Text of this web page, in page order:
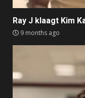
Ray J klaagt Kim
9 months ago